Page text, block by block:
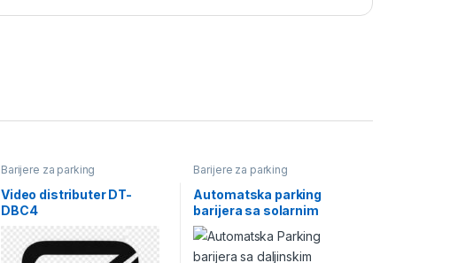
Barijere za parking
Video distributer DT-
DBC4
Barijere za parking
Automatska parking
barijera sa solarnim
punjenjem Parksun
Cardnin